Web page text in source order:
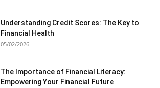
Understanding Credit Scores: The Key to
Financial Health
05/02/2026
The Importance of Financial Literacy:
Empowering Your Financial Future